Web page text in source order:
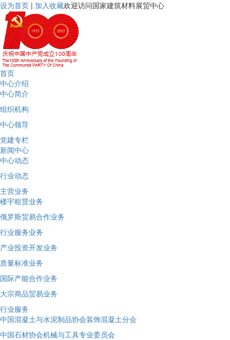
设为首页 | 加入收藏欢迎访问国家建筑材料展贸中心
首页
中心介绍
中心简介
组织机构
中心领导
党建专栏
新闻中心
中心动态
行业动态
主营业务
楼宇租赁业务
俄罗斯贸易合作业务
行业服务业务
产业投资开发业务
质量标准业务
国际产能合作业务
大宗商品贸易业务
行业服务
中国混凝土与水泥制品协会装饰混凝土分会
中国石材协会机械与工具专业委员会